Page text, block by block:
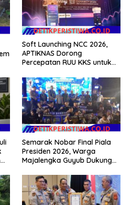
Soft Launching NCC 2026,
APTIKNAS Dorong
Percepatan RUU KKS untuk
Digital Indonesia
Semarak Nobar Final Piala
Presiden 2026, Warga
Majalengka Guyub Dukung
Kahayang